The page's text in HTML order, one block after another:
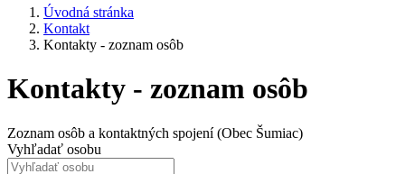
Úvodná stránka
Kontakt
Kontakty - zoznam osôb
Kontakty - zoznam osôb
Zoznam osôb a kontaktných spojení (Obec Šumiac)
Vyhľadať osobu